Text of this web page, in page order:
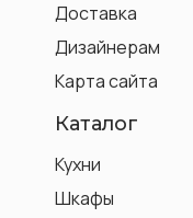
Доставка
Каталог
Карта сайта
Дизайнерам
Шкафы
Кухни